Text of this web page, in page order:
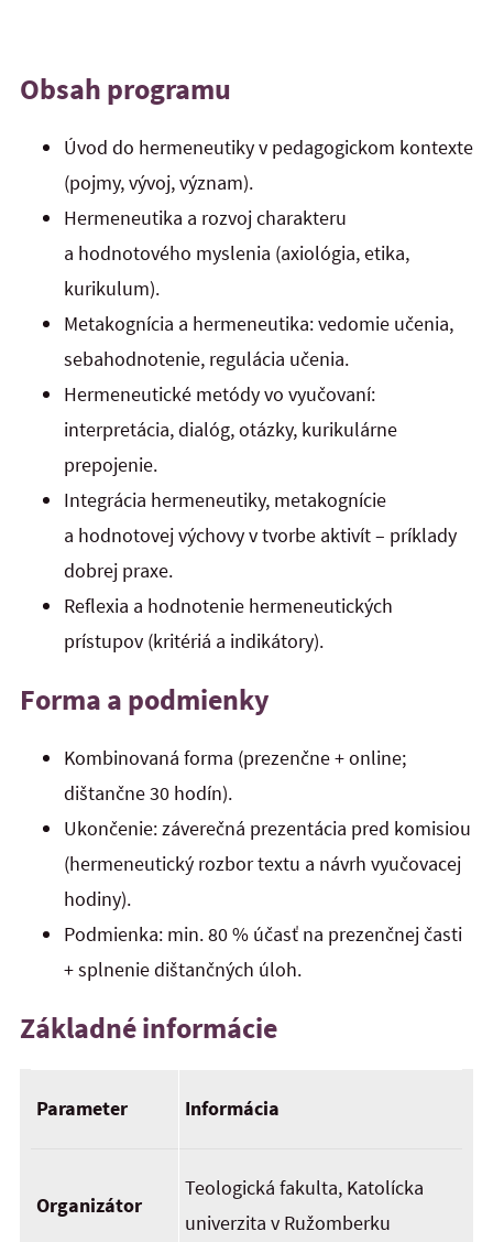
Obsah programu
Úvod do hermeneutiky v pedagogickom kontexte
(pojmy, vývoj, význam).
Hermeneutika a rozvoj charakteru
a hodnotového myslenia (axiológia, etika,
kurikulum).
Metakognícia a hermeneutika: vedomie učenia,
sebahodnotenie, regulácia učenia.
Hermeneutické metódy vo vyučovaní:
interpretácia, dialóg, otázky, kurikulárne
prepojenie.
Integrácia hermeneutiky, metakognície
a hodnotovej výchovy v tvorbe aktivít – príklady
dobrej praxe.
Reflexia a hodnotenie hermeneutických
prístupov (kritériá a indikátory).
Forma a podmienky
Kombinovaná forma (prezenčne + online;
dištančne 30 hodín).
Ukončenie: záverečná prezentácia pred komisiou
(hermeneutický rozbor textu a návrh vyučovacej
hodiny).
Podmienka: min. 80 % účasť na prezenčnej časti
+ splnenie dištančných úloh.
Základné informácie
Parameter Informácia
Organizátor
Teologická fakulta, Katolícka
univerzita v Ružomberku